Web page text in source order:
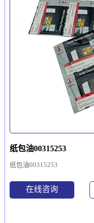
纸包油00315253
纸包油00315253
在线咨询